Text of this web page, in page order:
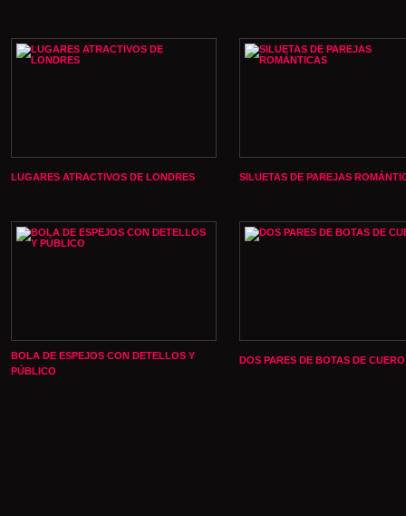
LUGARES ATRACTIVOS DE LONDRES SILUETAS DE PAREJAS
BOLA DE ESPEJOS CON DETELLOS Y
PÚBLICO
DOS PARES DE BOTAS DE CUERO